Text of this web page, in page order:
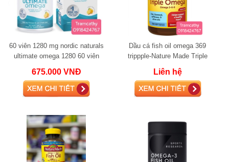
60 viên 1280 mg nordic naturals
ultimate omega 1280 60 viên
675.000 VNĐ
Dầu cá fish oil omega 369
trippple-Nature Made Triple
Liên hệ